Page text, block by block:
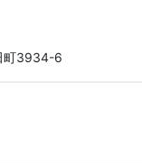
町3934-6